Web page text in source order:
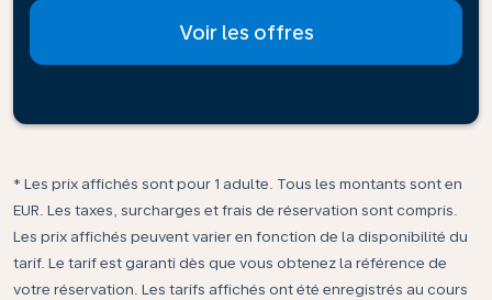
Voir les offres
* Les prix affichés sont pour 1 adulte. Tous les montants sont en
EUR. Les taxes, surcharges et frais de réservation sont compris.
Les prix affichés peuvent varier en fonction de la disponibilité du
tarif. Le tarif est garanti dès que vous obtenez la référence de
votre réservation. Les tarifs affichés ont été enregistrés au cours